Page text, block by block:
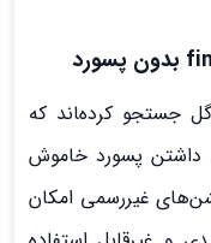
جستجو کرده‌‍اند که
داشتن پسورد خاموش
غیررسمی امکان